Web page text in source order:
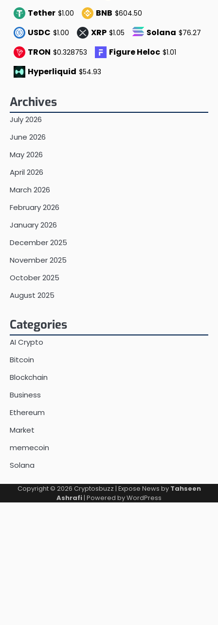
Tether $1.00 BNB $604.50
USDC $1.00 XRP $1.05 Solana $76.27
TRON $0.328753 Figure Heloc $1.01
Hyperliquid $54.93
Archives
July 2026
June 2026
May 2026
April 2026
March 2026
February 2026
January 2026
December 2025
November 2025
October 2025
August 2025
Categories
AI Crypto
Bitcoin
Blockchain
Business
Ethereum
Market
memecoin
Solana
Copyright © 2026 Cryptosbuzz | Expose News by Tahseen
Ashrafi| Powered byWordPress